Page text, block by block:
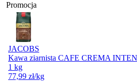
Promocja
JACOBS
Kawa ziarnista CAFE CREMA
1 kg
77,99 zł/kg